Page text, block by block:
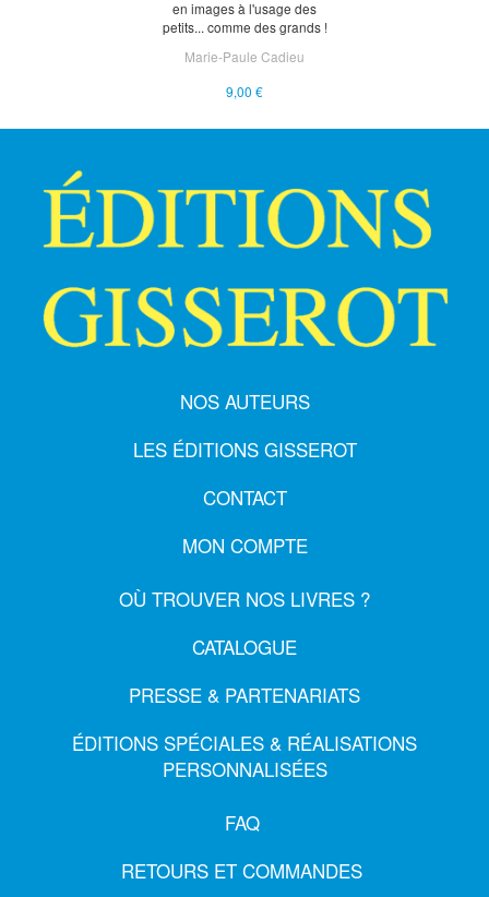
en images à l'usage des
petits... comme des grands !
Marie-Paule Cadieu
9,00 €
NOS AUTEURS
LES ÉDITIONS GISSEROT
CONTACT
MON COMPTE
OÙ TROUVER NOS LIVRES ?
CATALOGUE
PRESSE & PARTENARIATS
ÉDITIONS SPÉCIALES & RÉALISATIONS
PERSONNALISÉES
FAQ
RETOURS ET COMMANDES